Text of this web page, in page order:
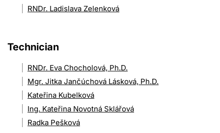
RNDr. Ladislava Zelenková
Technician
RNDr. Eva Chocholová, Ph.D.
Mgr. Jitka Jančúchová Lásková, Ph.D.
Kateřina Kubelková
Ing. Kateřina Novotná Sklářová
Radka Pešková